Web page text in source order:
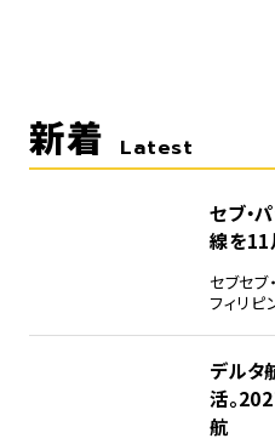
新着 Latest
セブ・
線を11
セブセブ
フィリピ
デルタ
活。
航